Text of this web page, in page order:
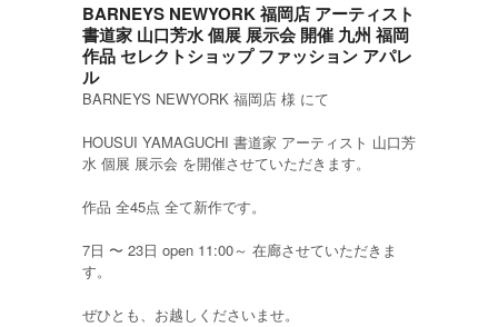
BARNEYS NEWYORK 福岡店 アーティスト
書道家 山口芳水 個展 展示会 開催 九州 福岡
作品 セレクトショップ ファッション アパレ
ル
BARNEYS NEWYORK 福岡店 様 にて
HOUSUI YAMAGUCHI 書道家 アーティスト 山口芳
水 個展 展示会 を開催させていただきます。
作品 全45点 全て新作です。
7日 〜 23日 open 11:00～ 在廊させていただきま
す。
ぜひとも、お越しくださいませ。